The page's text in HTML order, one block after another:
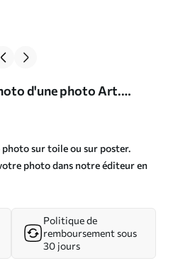
d'une photo Art.
sur toile ou sur poster.
photo dans notre éditeur en
Politique de
remboursement sous
30 jours